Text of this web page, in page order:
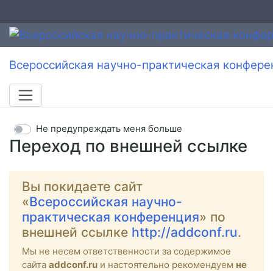
Всероссийская научно-практическая
Переход по внешней ссылке
Не предупреждать меня больше
Вы покидаете сайт
«Всероссийская научно-
практическая конференция» по
внешней ссылке http://addconf.ru.
Мы не несем ответственности за содержимое
сайта addconf.ru и настоятельно рекомендуем не